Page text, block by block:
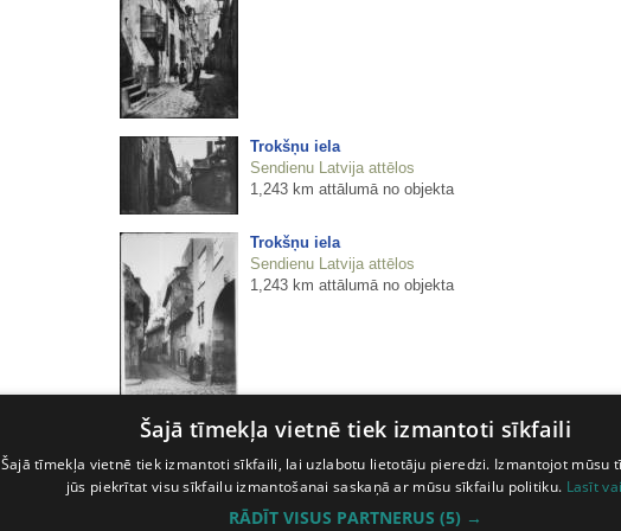
Trokšņu iela
Sendienu Latvija attēlos
1,243 km attālumā no objekta
Trokšņu iela
Sendienu Latvija attēlos
1,243 km attālumā no objekta
Trokšņu iela
Sendienu Latvija attēlos
1,243 km attālumā no objekta
Šajā tīmekļa vietnē tiek izmantoti sīkfaili
Šajā tīmekļa vietnē tiek izmantoti sīkfaili, lai uzlabotu lietotāju pieredzi. Izmantojot mūsu
jūs piekrītat visu sīkfailu izmantošanai saskaņā ar mūsu sīkfailu politiku. Lasīt
RĀDĪT VISUS PARTNERUS (5) →